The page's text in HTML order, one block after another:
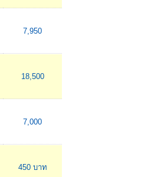
7,950
18,500
7,000
450 บาท